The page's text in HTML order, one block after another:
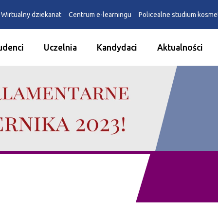
Wirtualny dziekanat Centrum e-learningu Policealne studium
Uczelnia Kandydaci Aktualności